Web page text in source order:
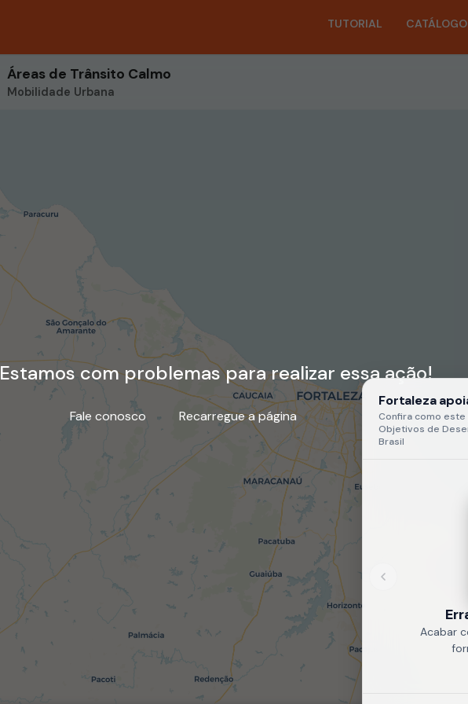
TUTORIAL CATÁLOGO
Estamos com problemas para realizar essa ação!
Fale conosco Recarregue a página
Áreas de Trânsito Calmo
Mobilidade Urbana